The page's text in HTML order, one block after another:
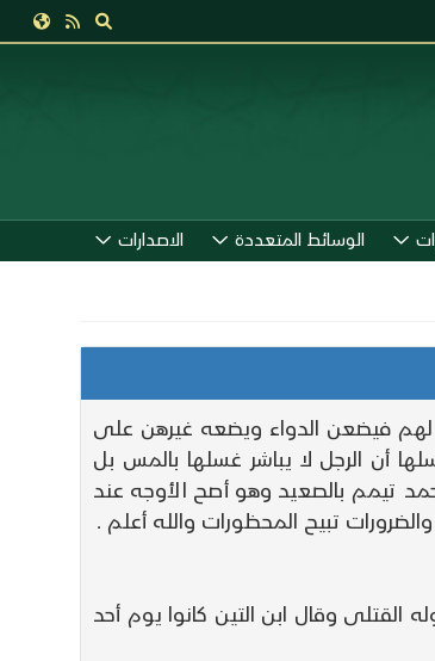
الوسائط المتعددة الاصدارات
لهم فيضعن الدواء ويضعه غيرهن على
أن الرجل لا يباشر غسلها بالمس بل
تيمم بالصعيد وهو أصح الأوجه عند
تبيح المحظورات والله أعلم .
وقال ابن التين كانوا يوم أحد